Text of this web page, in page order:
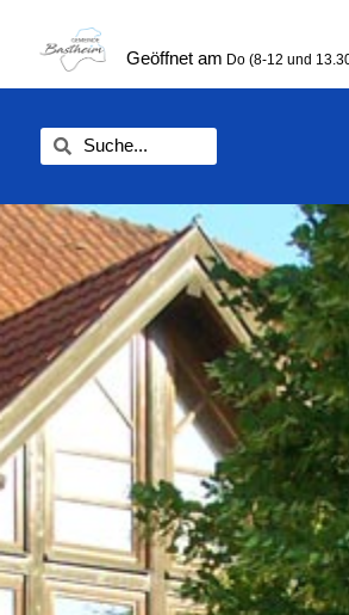
springen
Geöffnet am Do (8-12 und